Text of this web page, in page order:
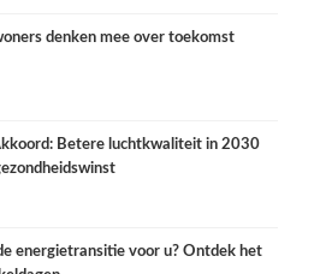
denken mee over toekomst
Betere luchtkwaliteit in 2030
energietransitie voor u? Ontdek het